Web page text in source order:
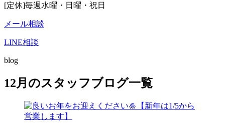
[定休]毎週水曜・日曜・祝日
メール相談
LINE相談
blog
12月のスタッフブログ一覧